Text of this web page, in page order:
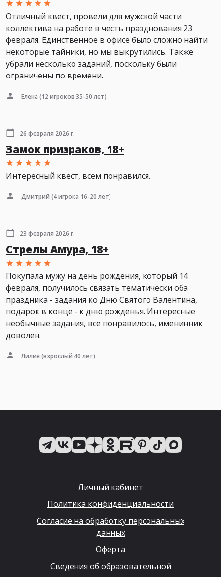
Отличный квест, провели для мужской части
коллектива на работе в честь празднования 23
февраля. Единственное в офисе было сложно найти
некоторые тайники, но мы выкрутились. Также
убрали несколько заданий, поскольку были
ограничены по времени.
Елена (12 игроков 35-50 лет)
26 февраля 2026 г.
Замок призраков, 18+
Интересный квест, всем понравился.
Дмитрий (4 игрока 16-20 лет)
23 февраля 2026 г.
Стрелы Амура, 18+
Покупала мужу на день рождения, который 14
февраля, получилось связать тематически оба
праздника - задания ко Дню Святого Валентина,
подарок в конце - к дню рожденья. Интересные
необычные задания, все понравилось, именинник
доволен.
Лилия (взрослый 40 лет)
Личный кабинет
Политика конфиденциальности
Согласие на обработку персональных
данных
Оферта
Сведения об образовательной